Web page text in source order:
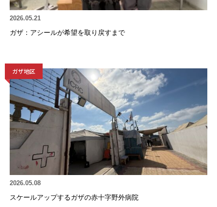
2026.05.21
ガザ：アシールが希望を取り戻すまで
ガザ地区
2026.05.08
スケールアップするガザの赤十字野外病院